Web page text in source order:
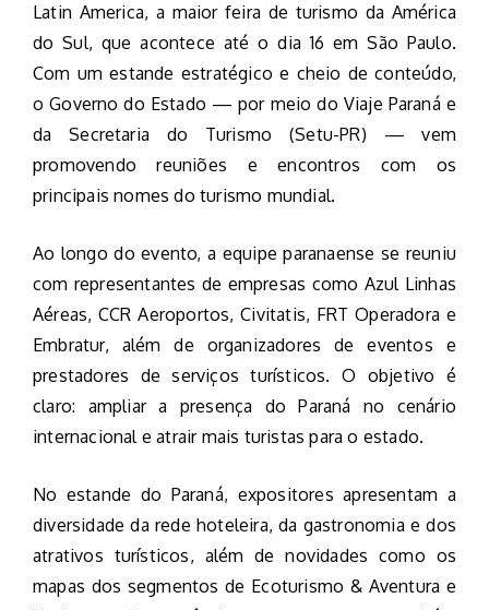
Latin America, a maior feira de turismo da América
do Sul, que acontece até o dia 16 em São Paulo.
Com um estande estratégico e cheio de conteúdo,
o Governo do Estado — por meio do Viaje Paraná e
da Secretaria do Turismo (Setu-PR) — vem
promovendo reuniões e encontros com os
principais nomes do turismo mundial.
Ao longo do evento, a equipe paranaense se reuniu
com representantes de empresas como Azul Linhas
Aéreas, CCR Aeroportos, Civitatis, FRT Operadora e
Embratur, além de organizadores de eventos e
prestadores de serviços turísticos. O objetivo é
claro: ampliar a presença do Paraná no cenário
internacional e atrair mais turistas para o estado.
No estande do Paraná, expositores apresentam a
diversidade da rede hoteleira, da gastronomia e dos
atrativos turísticos, além de novidades como os
mapas dos segmentos de Ecoturismo & Aventura e